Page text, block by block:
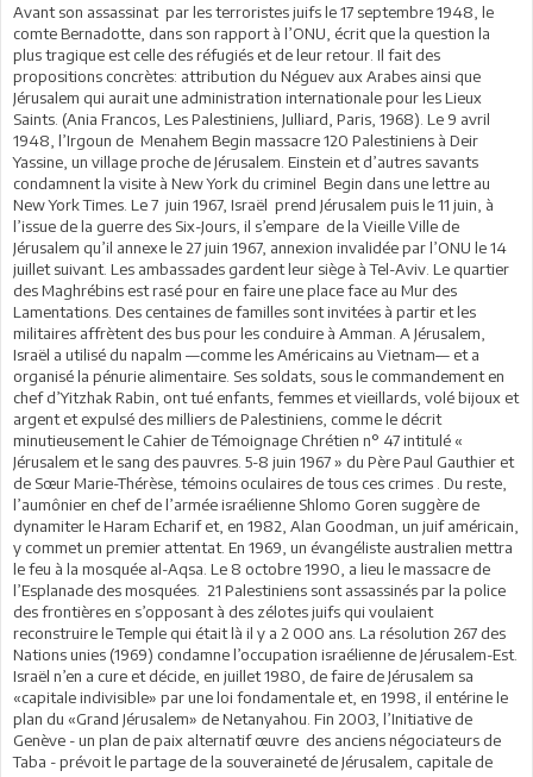
Avant son assassinat par les terroristes juifs le 17 septembre 1948, le
comte Bernadotte, dans son rapport à l’ONU, écrit que la question la
plus tragique est celle des réfugiés et de leur retour. Il fait des
propositions concrètes: attribution du Néguev aux Arabes ainsi que
Jérusalem qui aurait une administration internationale pour les Lieux
Saints. (Ania Francos, Les Palestiniens, Julliard, Paris, 1968). Le 9 avril
1948, l’Irgoun de Menahem Begin massacre 120 Palestiniens à Deir
Yassine, un village proche de Jérusalem. Einstein et d’autres savants
condamnent la visite à New York du criminel Begin dans une lettre au
New York Times. Le 7 juin 1967, Israël prend Jérusalem puis le 11 juin, à
l’issue de la guerre des Six-Jours, il s’empare de la Vieille Ville de
Jérusalem qu’il annexe le 27 juin 1967, annexion invalidée par l’ONU le 14
juillet suivant. Les ambassades gardent leur siège à Tel-Aviv. Le quartier
des Maghrébins est rasé pour en faire une place face au Mur des
Lamentations. Des centaines de familles sont invitées à partir et les
militaires affrètent des bus pour les conduire à Amman. A Jérusalem,
Israël a utilisé du napalm —comme les Américains au Vietnam— et a
organisé la pénurie alimentaire. Ses soldats, sous le commandement en
chef d’Yitzhak Rabin, ont tué enfants, femmes et vieillards, volé bijoux et
argent et expulsé des milliers de Palestiniens, comme le décrit
minutieusement le Cahier de Témoignage Chrétien n° 47 intitulé «
Jérusalem et le sang des pauvres. 5-8 juin 1967 » du Père Paul Gauthier et
de Sœur Marie-Thérèse, témoins oculaires de tous ces crimes . Du reste,
l’aumônier en chef de l’armée israélienne Shlomo Goren suggère de
dynamiter le Haram Echarif et, en 1982, Alan Goodman, un juif américain,
y commet un premier attentat. En 1969, un évangéliste australien mettra
le feu à la mosquée al-Aqsa. Le 8 octobre 1990, a lieu le massacre de
l’Esplanade des mosquées. 21 Palestiniens sont assassinés par la police
des frontières en s’opposant à des zélotes juifs qui voulaient
reconstruire le Temple qui était là il y a 2 000 ans. La résolution 267 des
Nations unies (1969) condamne l’occupation israélienne de Jérusalem-Est.
Israël n’en a cure et décide, en juillet 1980, de faire de Jérusalem sa
«capitale indivisible» par une loi fondamentale et, en 1998, il entérine le
plan du «Grand Jérusalem» de Netanyahou. Fin 2003, l’Initiative de
Genève - un plan de paix alternatif œuvre des anciens négociateurs de
Taba - prévoit le partage de la souveraineté de Jérusalem, capitale de